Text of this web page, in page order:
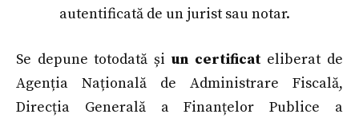
autentificată de un jurist sau notar.
Se depune totodată și un certificat eliberat de
Agenția Națională de Administrare Fiscală,
Direcția Generală a Finanțelor Publice a